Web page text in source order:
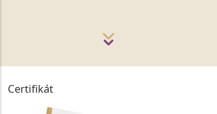
Certifikát